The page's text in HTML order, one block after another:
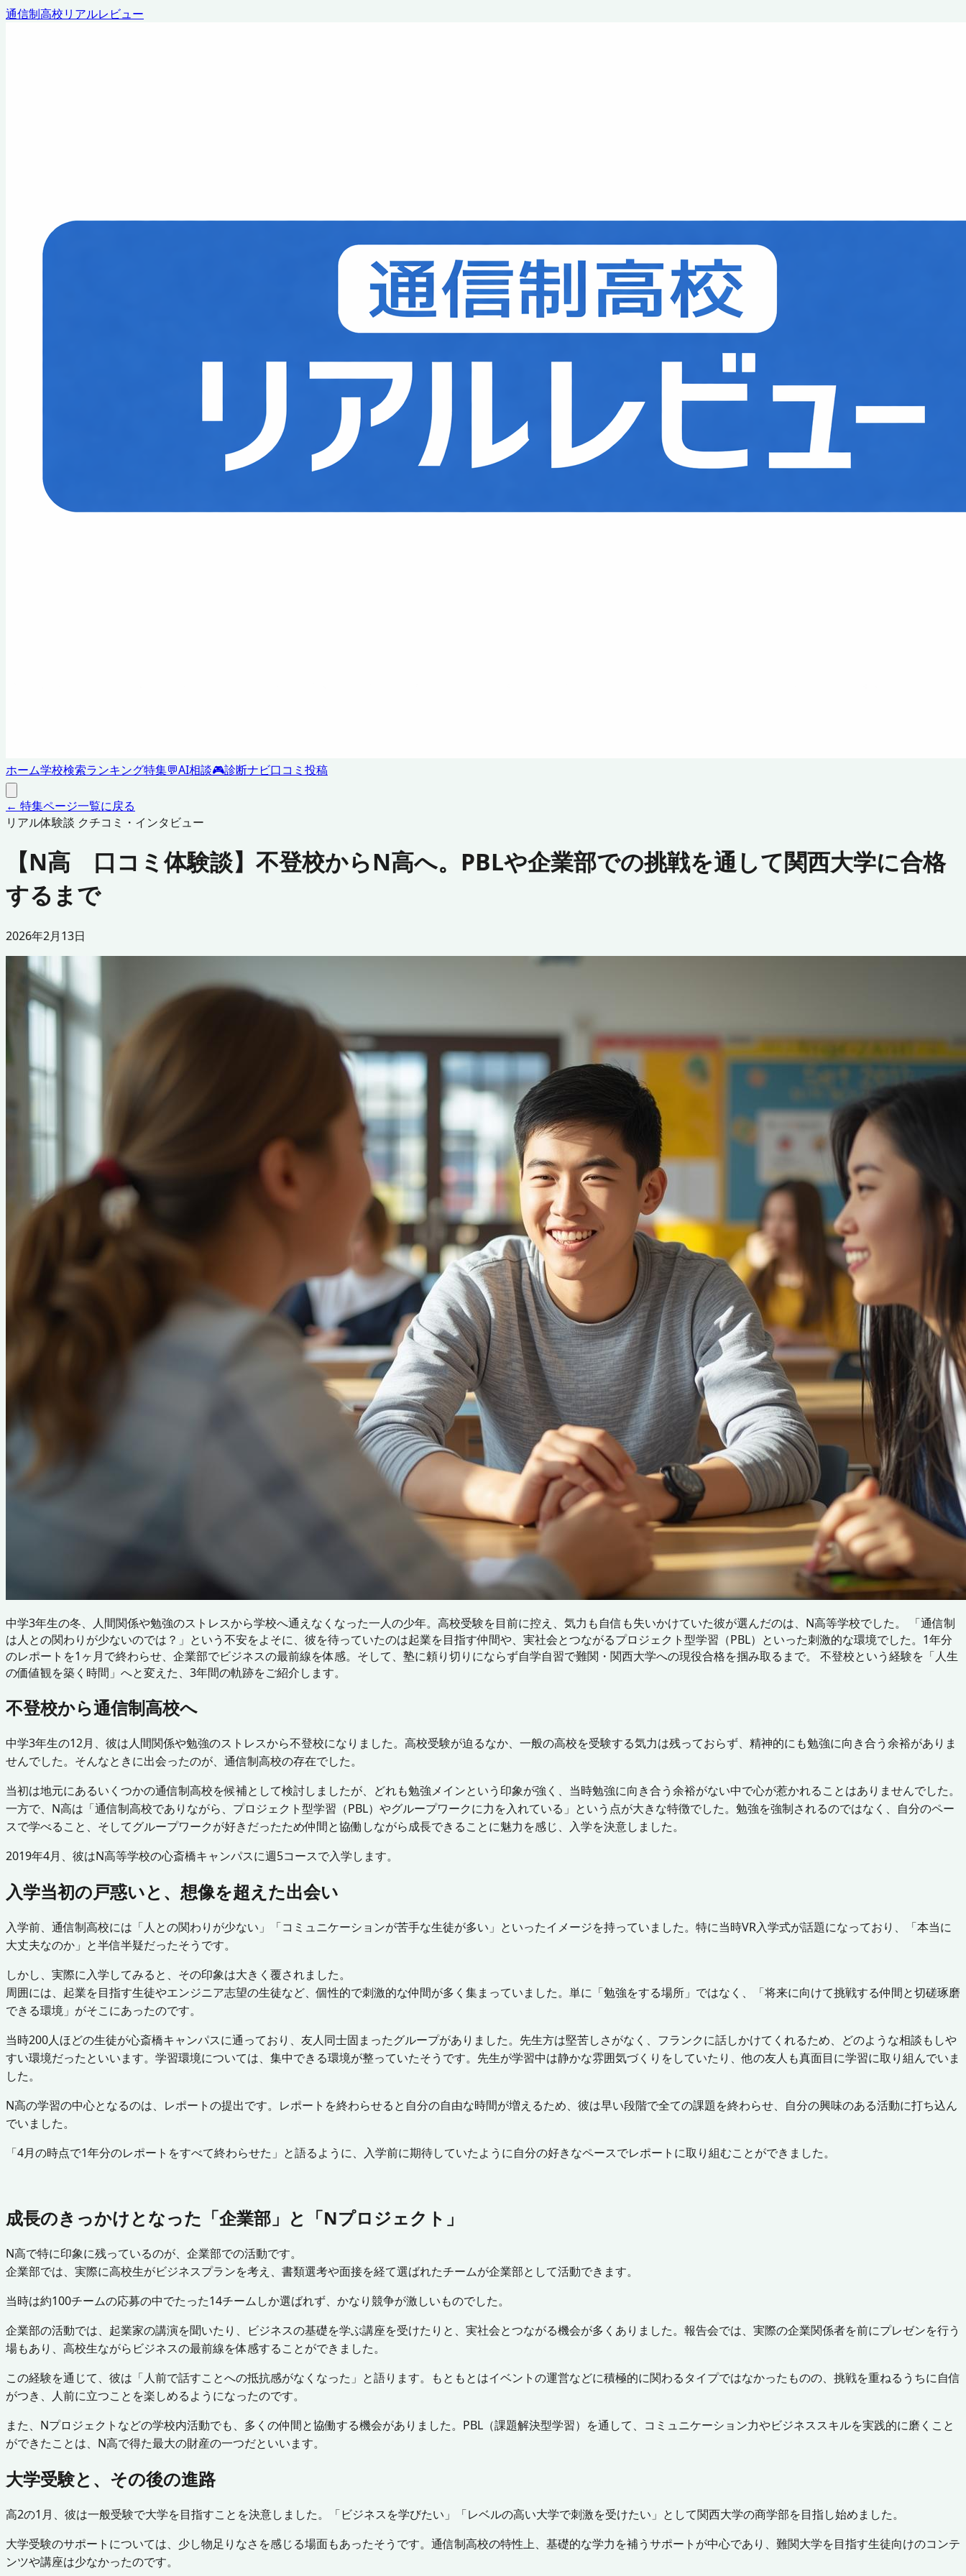
通信制高校リアルレビュー
ホーム学校検索ランキング特集💬AI相談🎮診断ナビ口コミ投稿
← 特集ページ一覧に戻る
リアル体験談 クチコミ・インタビュー
【N高 口コミ体験談】不登校からN高へ。PBLや企業部での挑戦を通して関西大学に合格
するまで
2026年2月13日
中学3年生の冬、人間関係や勉強のストレスから学校へ通えなくなった一人の少年。高校受験を目前に控え、気力も自信も失いかけていた彼が選んだのは、N高等学校でした。 「通信制
は人との関わりが少ないのでは？」という不安をよそに、彼を待っていたのは起業を目指す仲間や、実社会とつながるプロジェクト型学習（PBL）といった刺激的な環境でした。1年分
のレポートを1ヶ月で終わらせ、企業部でビジネスの最前線を体感。そして、塾に頼り切りにならず自学自習で難関・関西大学への現役合格を掴み取るまで。 不登校という経験を「人生
の価値観を築く時間」へと変えた、3年間の軌跡をご紹介します。
不登校から通信制高校へ
中学3年生の12月、彼は人間関係や勉強のストレスから不登校になりました。高校受験が迫るなか、一般の高校を受験する気力は残っておらず、精神的にも勉強に向き合う余裕がありま
せんでした。そんなときに出会ったのが、通信制高校の存在でした。
当初は地元にあるいくつかの通信制高校を候補として検討しましたが、どれも勉強メインという印象が強く、当時勉強に向き合う余裕がない中で心が惹かれることはありませんでした。
一方で、N高は「通信制高校でありながら、プロジェクト型学習（PBL）やグループワークに力を入れている」という点が大きな特徴でした。勉強を強制されるのではなく、自分のペー
スで学べること、そしてグループワークが好きだったため仲間と協働しながら成長できることに魅力を感じ、入学を決意しました。
2019年4月、彼はN高等学校の心斎橋キャンパスに週5コースで入学します。
入学当初の戸惑いと、想像を超えた出会い
入学前、通信制高校には「人との関わりが少ない」「コミュニケーションが苦手な生徒が多い」といったイメージを持っていました。特に当時VR入学式が話題になっており、「本当に
大丈夫なのか」と半信半疑だったそうです。
しかし、実際に入学してみると、その印象は大きく覆されました。
周囲には、起業を目指す生徒やエンジニア志望の生徒など、個性的で刺激的な仲間が多く集まっていました。単に「勉強をする場所」ではなく、「将来に向けて挑戦する仲間と切磋琢磨
できる環境」がそこにあったのです。
当時200人ほどの生徒が心斎橋キャンパスに通っており、友人同士固まったグループがありました。先生方は堅苦しさがなく、フランクに話しかけてくれるため、どのような相談もしや
すい環境だったといいます。学習環境については、集中できる環境が整っていたそうです。先生が学習中は静かな雰囲気づくりをしていたり、他の友人も真面目に学習に取り組んでいま
した。
N高の学習の中心となるのは、レポートの提出です。レポートを終わらせると自分の自由な時間が増えるため、彼は早い段階で全ての課題を終わらせ、自分の興味のある活動に打ち込ん
でいました。
「4月の時点で1年分のレポートをすべて終わらせた」と語るように、入学前に期待していたように自分の好きなペースでレポートに取り組むことができました。
成長のきっかけとなった「企業部」と「Nプロジェクト」
N高で特に印象に残っているのが、企業部での活動です。
企業部では、実際に高校生がビジネスプランを考え、書類選考や面接を経て選ばれたチームが企業部として活動できます。
当時は約100チームの応募の中でたった14チームしか選ばれず、かなり競争が激しいものでした。
企業部の活動では、起業家の講演を聞いたり、ビジネスの基礎を学ぶ講座を受けたりと、実社会とつながる機会が多くありました。報告会では、実際の企業関係者を前にプレゼンを行う
場もあり、高校生ながらビジネスの最前線を体感することができました。
この経験を通じて、彼は「人前で話すことへの抵抗感がなくなった」と語ります。もともとはイベントの運営などに積極的に関わるタイプではなかったものの、挑戦を重ねるうちに自信
がつき、人前に立つことを楽しめるようになったのです。
また、Nプロジェクトなどの学校内活動でも、多くの仲間と協働する機会がありました。PBL（課題解決型学習）を通して、コミュニケーション力やビジネススキルを実践的に磨くこと
ができたことは、N高で得た最大の財産の一つだといいます。
大学受験と、その後の進路
高2の1月、彼は一般受験で大学を目指すことを決意しました。「ビジネスを学びたい」「レベルの高い大学で刺激を受けたい」として関西大学の商学部を目指し始めました。
大学受験のサポートについては、少し物足りなさを感じる場面もあったそうです。通信制高校の特性上、基礎的な学力を補うサポートが中心であり、難関大学を目指す生徒向けのコンテ
ンツや講座は少なかったのです。